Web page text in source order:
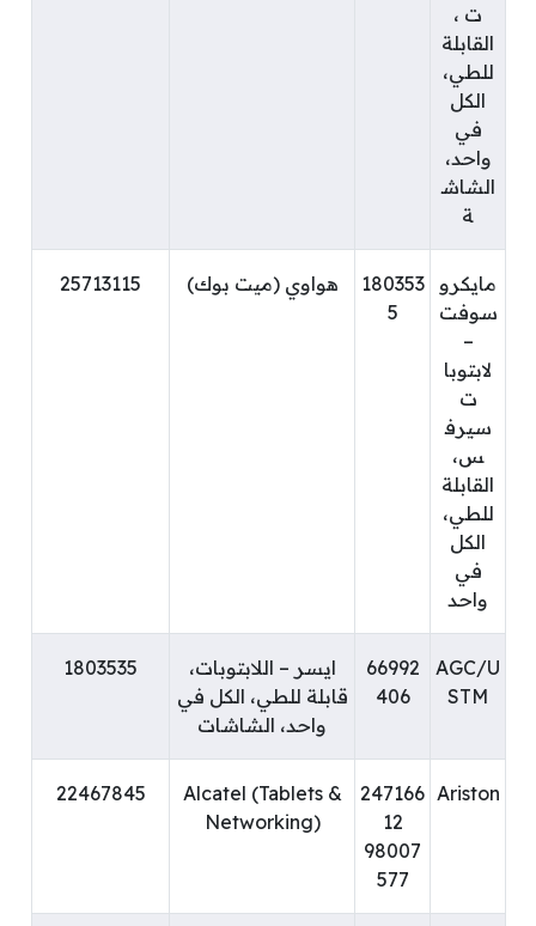
ت ،
القابلة
للطي،
الكل
في
واحد،
الشاش
ة
مايكرو
سوفت
–
لابتوبا
ت
سيرف
س،
القابلة
للطي،
الكل
في
واحد
180353
5
هواوي (ميت بوك) 25713115
AGC/U
STM
66992
406
ايسر – اللابتوبات،
قابلة للطي، الكل في
واحد، الشاشات
1803535
Ariston
247166
12
98007
577
Alcatel (Tablets &
Networking)
22467845